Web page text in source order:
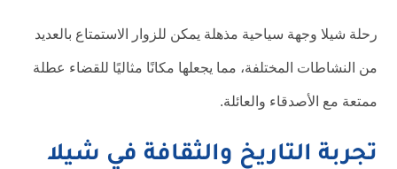
رحلة شيلا وجهة سياحية مذهلة يمكن للزوار الاستمتاع بالعديد
من النشاطات المختلفة، مما يجعلها مكانًا مثاليًا للقضاء عطلة
ممتعة مع الأصدقاء والعائلة.
تجربة التاريخ والثقافة في شيلا